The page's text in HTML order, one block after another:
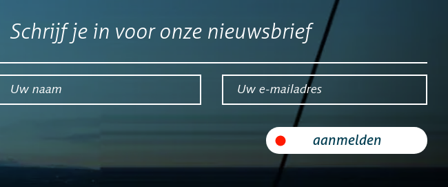
Cloud Recorder
Branches
Customer Contact Centers
Financiële Instellingen
Schrijf je in voor onze nieuwsbrief
Uw naam* Uw e-mailadres*
aanmelden